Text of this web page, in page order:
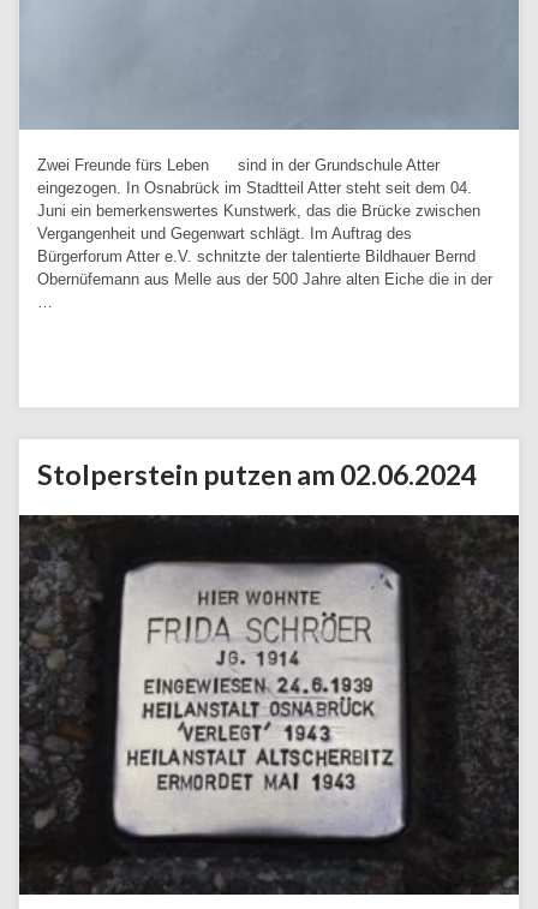
Zwei Freunde fürs Leben sind in der Grundschule Atter
eingezogen. In Osnabrück im Stadtteil Atter steht seit dem 04.
Juni ein bemerkenswertes Kunstwerk, das die Brücke zwischen
Vergangenheit und Gegenwart schlägt. Im Auftrag des
Bürgerforum Atter e.V. schnitzte der talentierte Bildhauer Bernd
Obernüfemann aus Melle aus der 500 Jahre alten Eiche die in der
Stolperstein putzen am 02.06.2024